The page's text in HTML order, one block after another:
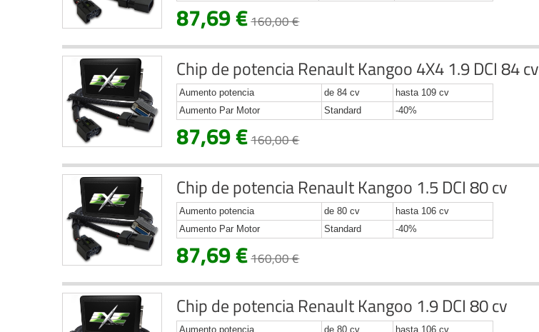
87,69 €160,00 €
Chip de potencia Renault Kangoo 4X4 1.9 DCI 84 cv
Aumento potencia de 84 cv
hasta 109 cv
Aumento Par Motor
Standard -40%
87,69 €160,00 €
Chip de potencia Renault Kangoo 1.5 DCI 80 cv
Aumento potencia de 80 cv
hasta 106 cv
Aumento Par Motor
Standard -40%
87,69 €160,00 €
Chip de potencia Renault Kangoo 1.9 DCI 80 cv
Aumento potencia de 80 cv hasta 106 cv
Renault Be Bop 1.5 DCI 75 cv